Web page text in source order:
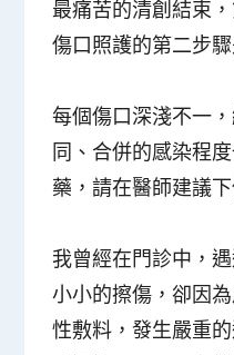
最痛苦的清創結束
傷口照護的第二步
每個傷口深淺不一
同、合併的感染程
藥，請在醫師建議下
我曾經在門診中，
小小的擦傷，卻因
性敷料，發生嚴重